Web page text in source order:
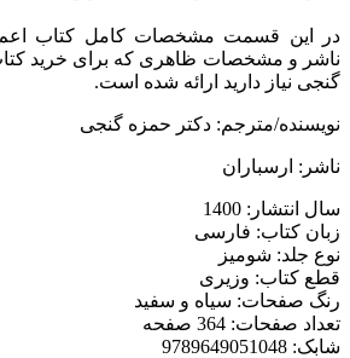
در این قسمت مشخصات کامل کتاب اعم
ناشر و مشخصات ظاهری که برای خرید
گنجی نیاز دارید ارائه شده است.
نویسنده/مترجم: دکتر حمزه گنجی
ناشر: ارسباران
سال انتشار: 1400
زبان کتاب: فارسی
نوع جلد: شومیز
قطع کتاب: وزیری
رنگ صفحات: سیاه و سفید
تعداد صفحات: 364 صفحه
شابک: 9789649051048